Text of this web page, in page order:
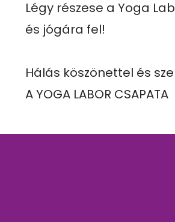
Légy részese a Yoga
és jógára fel!
Hálás köszönettel és
A YOGA LABOR CSAPATA